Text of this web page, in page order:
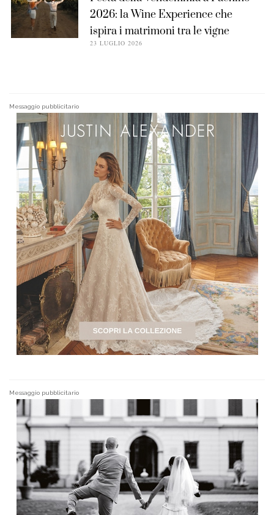
2026: la Wine Experience che
ispira i matrimoni tra le vigne
23 LUGLIO 2026
Messaggio pubblicitario
Messaggio pubblicitario